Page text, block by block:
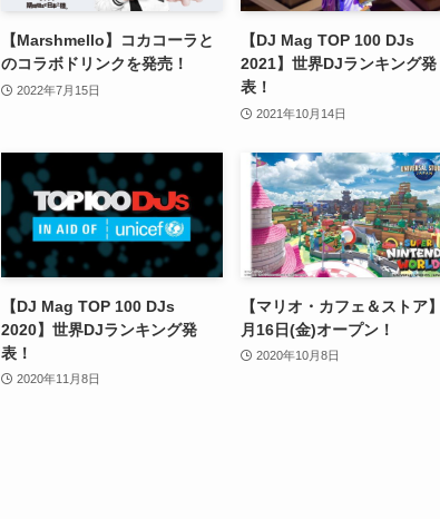
【Marshmello】コカコーラと
のコラボドリンクを発売！
2022年7月15日
【DJ Mag TOP 100 DJs
2021】世界DJランキング発
表！
2021年10月14日
【DJ Mag TOP 100 DJs
2020】世界DJランキング発
表！
2020年11月8日
【マリオ・カフェ＆ストア
月16日(金)オープン！
2020年10月8日